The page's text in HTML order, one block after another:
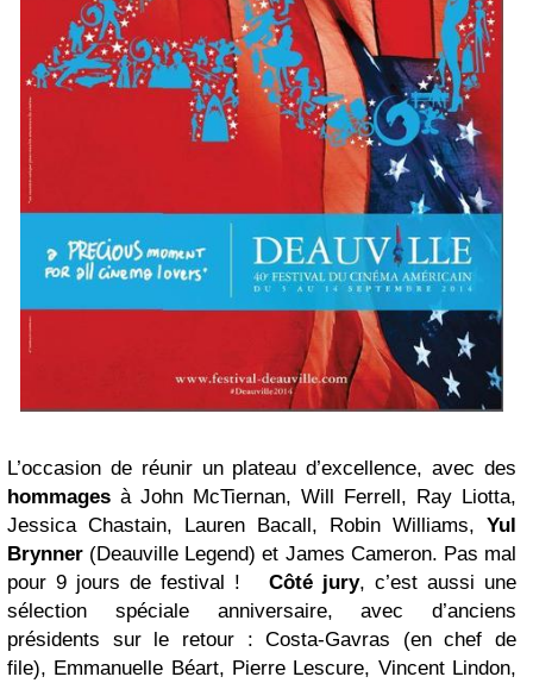
L’occasion de réunir un plateau d’excellence, avec des
hommages à John McTiernan, Will Ferrell, Ray Liotta,
Jessica Chastain, Lauren Bacall, Robin Williams, Yul
Brynner (Deauville Legend) et James Cameron. Pas mal
pour 9 jours de festival !
Côté jury, c’est aussi une
sélection spéciale anniversaire, avec d’anciens
présidents sur le retour : Costa-Gavras (en chef de
file), Emmanuelle Béart, Pierre Lescure, Vincent Lindon,